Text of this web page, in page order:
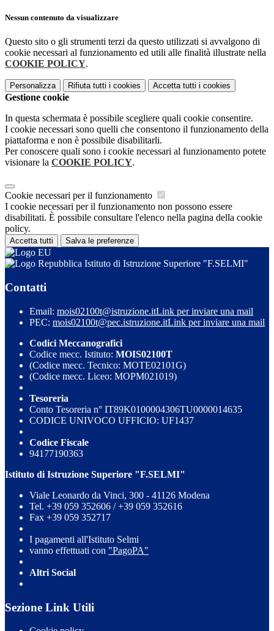
Nessun contenuto da visualizzare
Questo sito o gli strumenti terzi da questo utilizzati si avvalgono di
cookie necessari al funzionamento ed utili alle finalità illustrate nella
COOKIE POLICY.
Personalizza Rifiuta tutti i cookies Accetta tutti i cookies
Gestione cookie
In questa schermata è possibile scegliere quali cookie consentire.
I cookie necessari sono quelli che consentono il funzionamento della
piattaforma e non è possibile disabilitarli.
Per conoscere quali sono i cookie necessari al funzionamento potete
visionare la COOKIE POLICY.
Cookie necessari per il funzionamento
I cookie necessari per il funzionamento non possono essere
disabilitati. È possibile consultare l'elenco nella pagina della cookie
policy.
Accetta tutti Salva le preferenze
Istituto di Istruzione Superiore "F.SELMI"
Contatti
Email: mois02100t@istruzione.itLink per inviare una mail
PEC: mois02100t@pec.istruzione.itLink per inviare una mail
Codici Meccanografici
Codice mecc. Istituto: MOIS02100T
(Codice mecc. Tecnico: MOTE02101G)
(Codice mecc. Liceo: MOPM021019)
Tesoreria
Conto Tesoreria n° IT89K0100004306TU0000014635
CODICE UNIVOCO UFFICIO: UF1437
Codice Fiscale
94177190363
Istituto di Istruzione Superiore "F.SELMI"
Viale Leonardo da Vinci, 300 - 41126 Modena
Tel. +39 059 352606 / +39 059 352616
Fax +39 059 352717
I pagamenti all'Istituto Selmi
vanno effettuati con "PagoPA"
Altri Social
Sezione Link Utili